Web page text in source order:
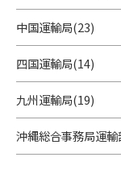
中国運輸局(23)
四国運輸局(14)
九州運輸局(19)
沖縄総合事務局運